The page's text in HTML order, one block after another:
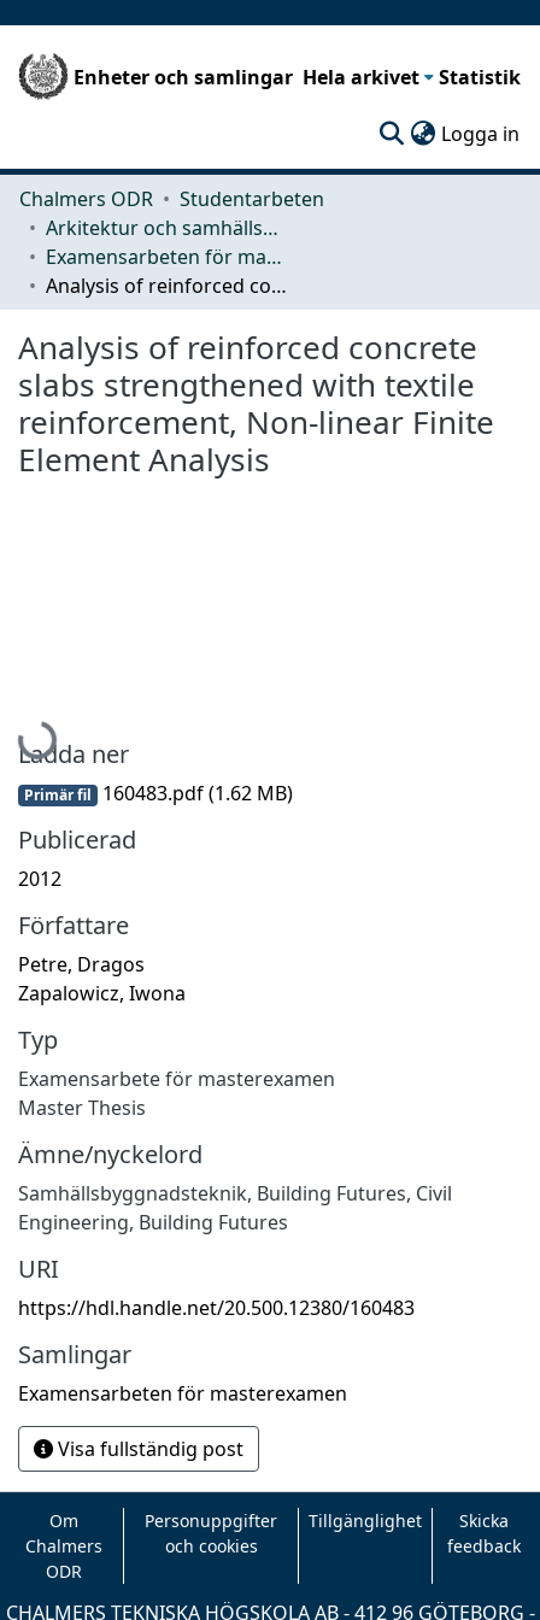
Enheter och samlingar Hela arkivet Statistik
Logga in
Chalmers ODR
Studentarbeten
Arkitektur och samhällsbyggnadsteknik (ACE)
Examensarbeten för masterexamen
Analysis of reinforced concrete slabs strengthened with textile reinforcement, Non-linear Finite Element Analysis
Analysis of reinforced concrete
slabs strengthened with textile
reinforcement, Non-linear Finite
Element Analysis
Hämtar...
Ladda ner
Primär fil 160483.pdf(1.62 MB)
Publicerad
2012
Författare
Petre, Dragos
Zapalowicz, Iwona
Typ
Examensarbete för masterexamen
Master Thesis
Ämne/nyckelord
Samhällsbyggnadsteknik, Building Futures, Civil
Engineering, Building Futures
URI
https://hdl.handle.net/20.500.12380/160483
Samlingar
Examensarbeten för masterexamen
Visa fullständig post
Om
Chalmers
ODR
Personuppgifter
och cookies
Tillgänglighet
Skicka
feedback
CHALMERS TEKNISKA HÖGSKOLA AB - 412 96 GÖTEBORG -